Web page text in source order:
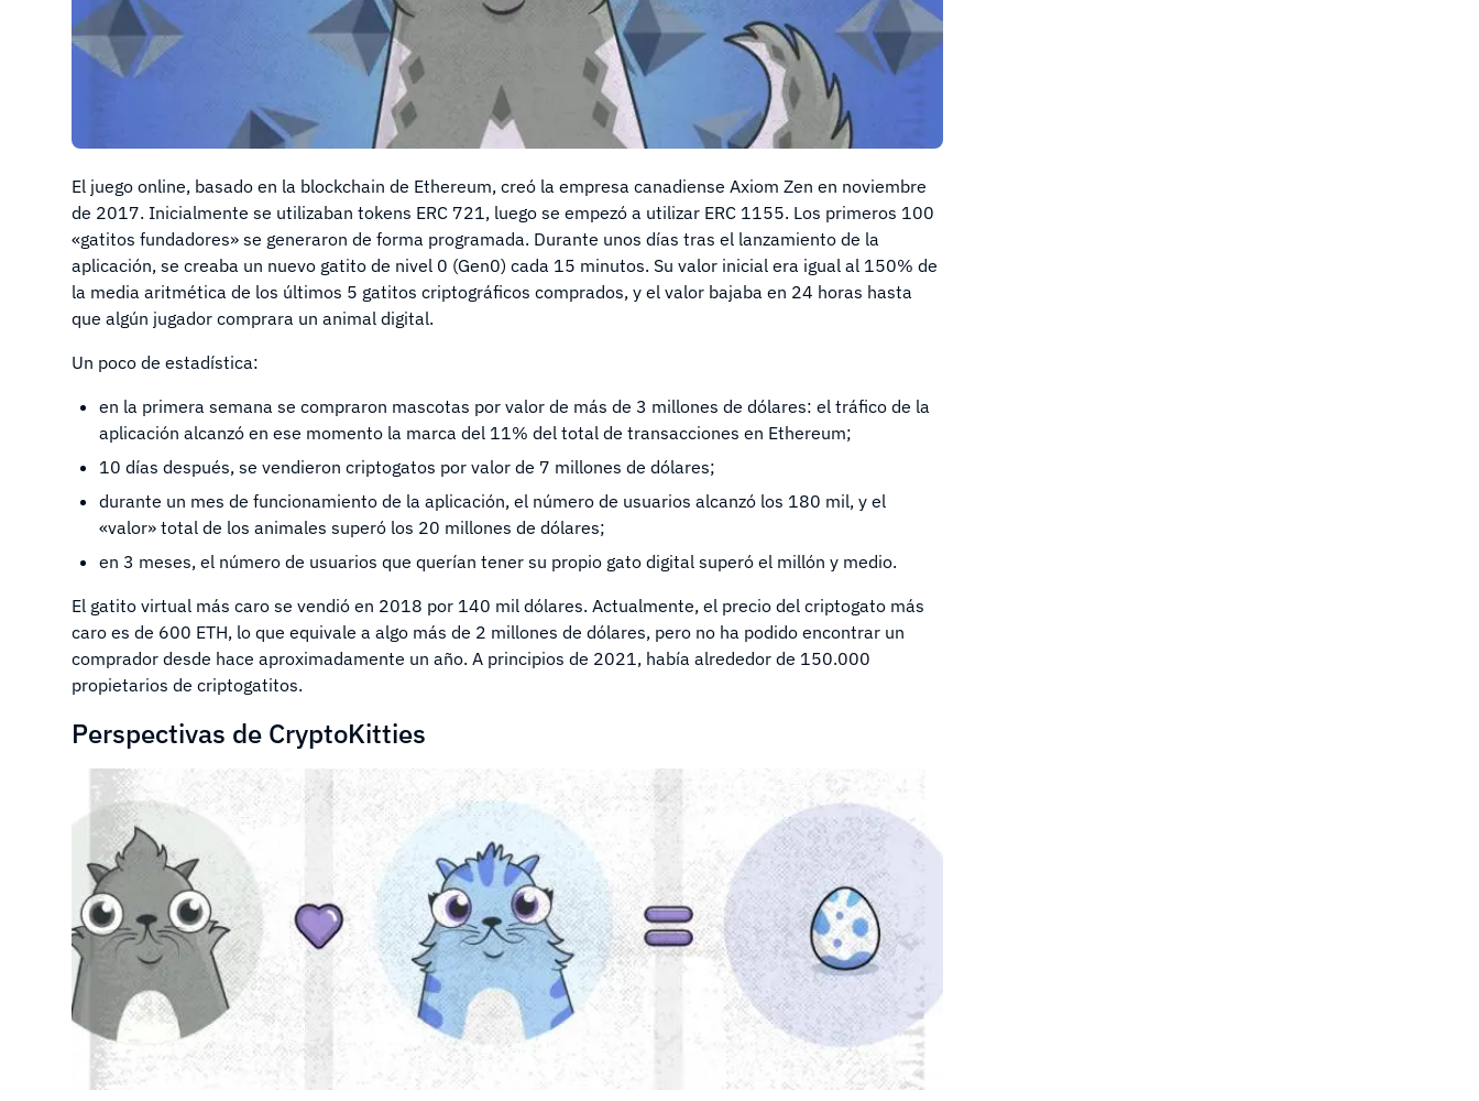
El juego online, basado en la blockchain de Ethereum, creó la empresa canadiense Axiom Zen en noviembre
de 2017. Inicialmente se utilizaban tokens ERC 721, luego se empezó a utilizar ERC 1155. Los primeros 100
«gatitos fundadores» se generaron de forma programada. Durante unos días tras el lanzamiento de la
aplicación, se creaba un nuevo gatito de nivel 0 (Gen0) cada 15 minutos. Su valor inicial era igual al 150% de
la media aritmética de los últimos 5 gatitos criptográficos comprados, y el valor bajaba en 24 horas hasta
que algún jugador comprara un animal digital.
Un poco de estadística:
en la primera semana se compraron mascotas por valor de más de 3 millones de dólares: el tráfico de la
aplicación alcanzó en ese momento la marca del 11% del total de transacciones en Ethereum;
10 días después, se vendieron criptogatos por valor de 7 millones de dólares;
durante un mes de funcionamiento de la aplicación, el número de usuarios alcanzó los 180 mil, y el
«valor» total de los animales superó los 20 millones de dólares;
en 3 meses, el número de usuarios que querían tener su propio gato digital superó el millón y medio.
El gatito virtual más caro se vendió en 2018 por 140 mil dólares. Actualmente, el precio del criptogato más
caro es de 600 ETH, lo que equivale a algo más de 2 millones de dólares, pero no ha podido encontrar un
comprador desde hace aproximadamente un año. A principios de 2021, había alrededor de 150.000
propietarios de criptogatitos.
Perspectivas de CryptoKitties